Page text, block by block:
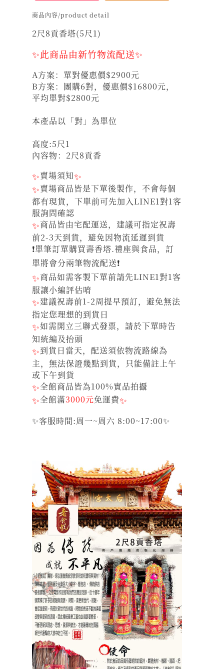
商品內容/product detail
2尺8貢香塔(5尺1)
✨此商品由新竹物流配送✨
A方案：單對優惠價$2900元
B方案：團購6對，優惠價$16800元，
平均單對$2800元
本產品以「對」為單位
高度:5尺1
內容物：2尺8貢香
✨賣場須知✨
✨賣場商品皆是下單後製作，不會每個
都有現貨，下單前可先加入LINE1對1客
服詢問確認
✨商品皆由宅配運送，建議可指定祝壽
前2-3天到貨，避免因物流延遲到貨
❗單筆訂單購買壽香塔.禮座與食品，訂
單將會分兩筆物流配送❗
✨商品如需客製下單前請先LINE1對1客
服讓小編評估唷
✨建議祝壽前1-2周提早預訂，避免無法
指定您理想的到貨日
✨如需開立三聯式發票，請於下單時告
知統編及抬頭
✨到貨日當天，配送須依物流路線為
主，無法保證幾點到貨，只能備註上午
或下午到貨
✨全館商品皆為100%實品拍攝
✨全館滿3000元免運費✨
✨客服時間:周一~周六 8:00~17:00✨